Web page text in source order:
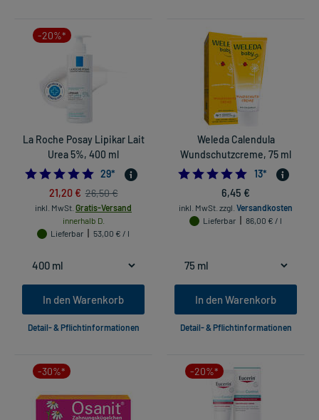
-20%*
La Roche Posay Lipikar Lait
Urea 5%, 400 ml
4.896551724137931
29*
21,20 € 26,50 €
inkl. MwSt. Gratis-Versand
innerhalb D.
Lieferbar
53,00 € / l
In den Warenkorb
Detail- & Pflichtinformationen
Weleda Calendula
Wundschutzcreme, 75 ml
13*
6,45 €
inkl. MwSt. zzgl. Versandkosten
Lieferbar
86,00 € / l
In den Warenkorb
Detail- & Pflichtinformationen
-30%* -20%*